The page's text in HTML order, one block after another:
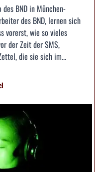
BND in München-
des BND, lernen sich
vorerst, wie so vieles
der Zeit der SMS,
die sie sich im...